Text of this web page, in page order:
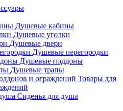
Душевые кабины
Душевые уголки
Душевые двери
Душевые перегородки
Душевые поддоны
Душевые трапы
Товары для
Сиденья для душа